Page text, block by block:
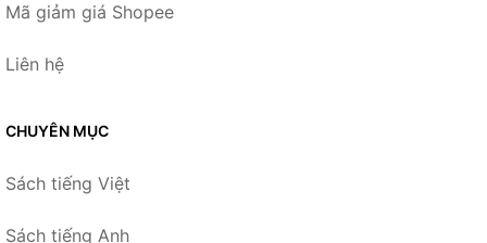
Mã giảm giá Shopee
Liên hệ
CHUYÊN MỤC
Sách tiếng Việt
Sách tiếng Anh